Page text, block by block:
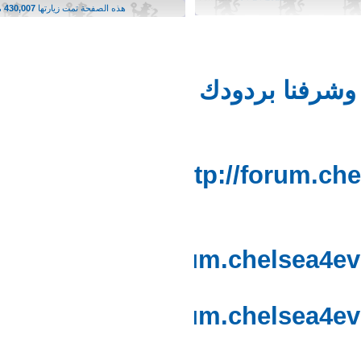
بردودك
http://
http://
http://
هذه الصفحة تمت زيارتها430,007مرة